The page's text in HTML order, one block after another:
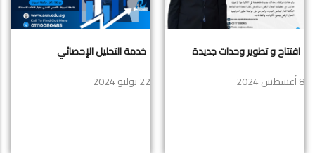
افتتاح و تطوير وحدات جديدة
8 أغسطس 2024
خدمة التحليل الإحصائي
22 يوليو 2024